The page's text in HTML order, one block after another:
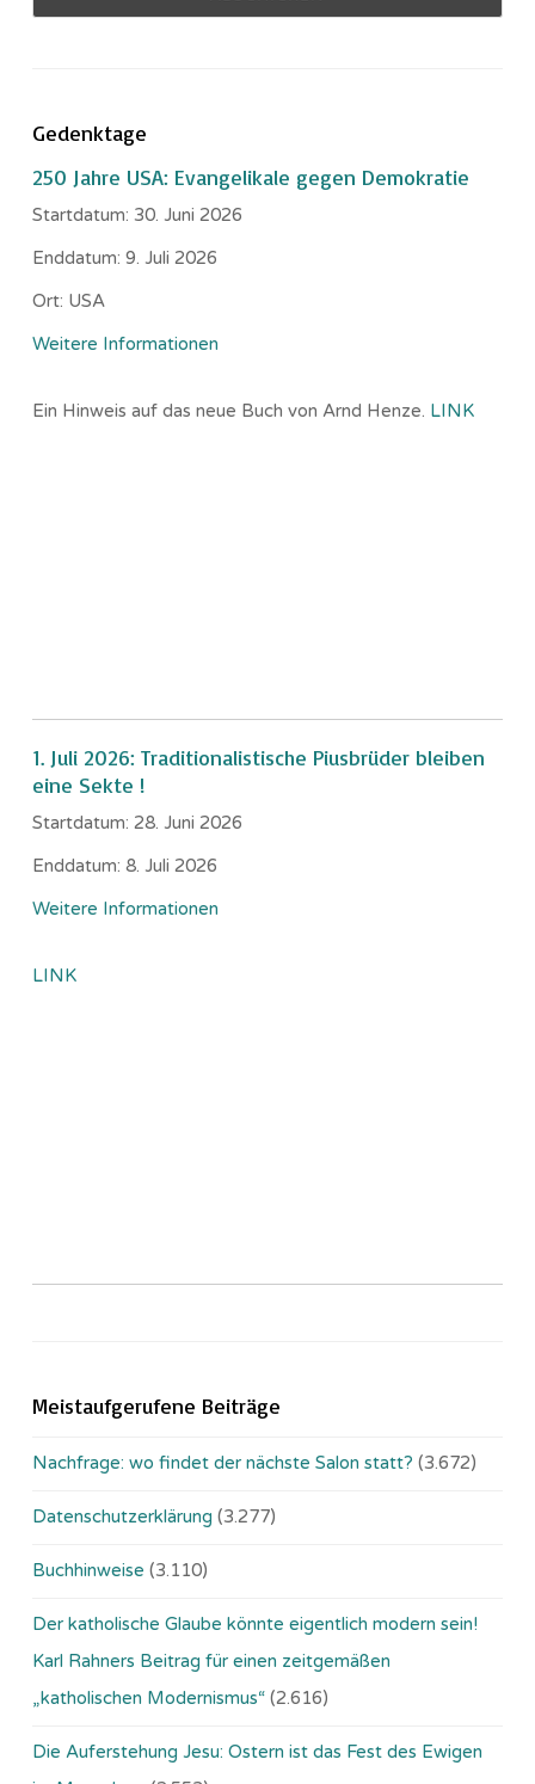
Gedenktage
250 Jahre USA: Evangelikale gegen Demokratie
Startdatum: 30. Juni 2026
Enddatum: 9. Juli 2026
Ort: USA
Weitere Informationen
Ein Hinweis auf das neue Buch von Arnd Henze. LINK
1. Juli 2026: Traditionalistische Piusbrüder bleiben
eine Sekte !
Startdatum: 28. Juni 2026
Enddatum: 8. Juli 2026
Weitere Informationen
LINK
Meistaufgerufene Beiträge
Nachfrage: wo findet der nächste Salon statt? (3.672)
Datenschutzerklärung (3.277)
Buchhinweise (3.110)
Der katholische Glaube könnte eigentlich modern sein!
Karl Rahners Beitrag für einen zeitgemäßen
„katholischen Modernismus“ (2.616)
Die Auferstehung Jesu: Ostern ist das Fest des Ewigen